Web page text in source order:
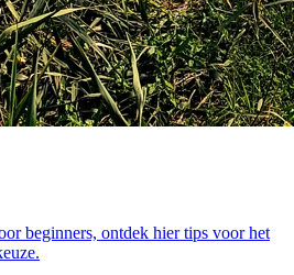
beginners, ontdek hier tips voor het